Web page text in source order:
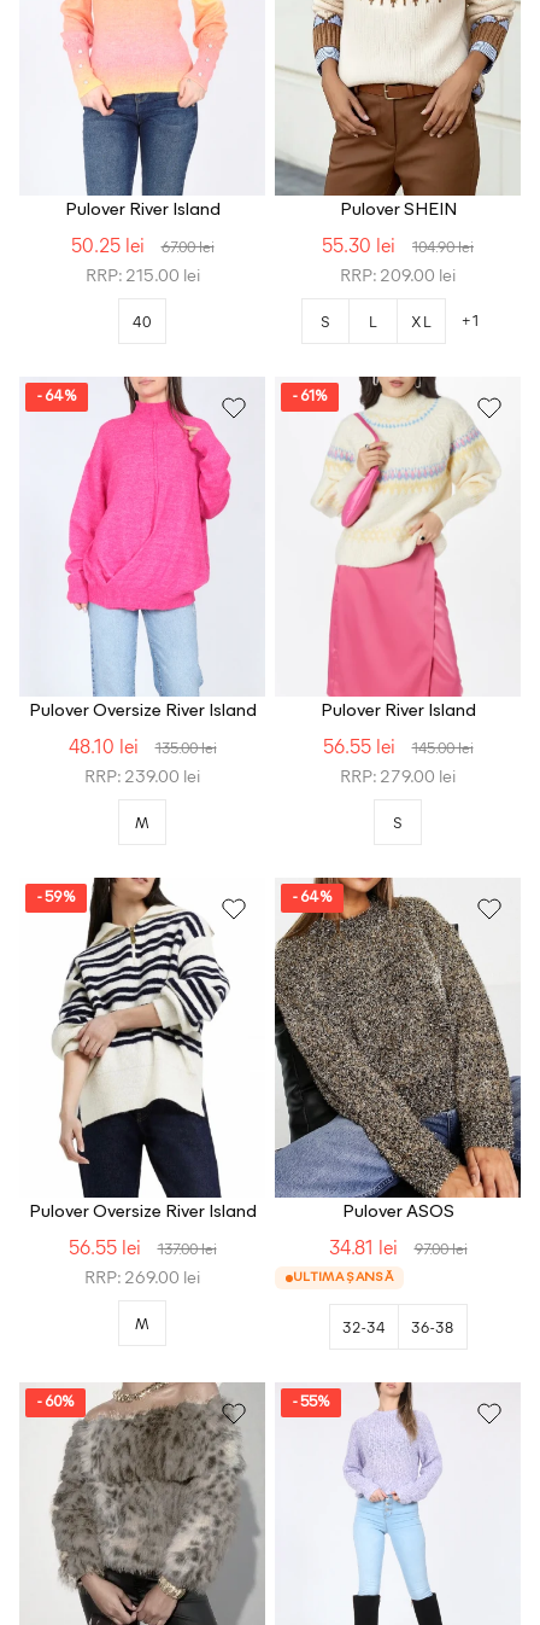
Pulover River Island
50.25 lei 67.00 lei
RRP: 215.00 lei
40
Pulover SHEIN
55.30 lei 104.90 lei
RRP: 209.00 lei
S L XL +1
- 64%
Pulover Oversize River Island
48.10 lei 135.00 lei
RRP: 239.00 lei
M
- 61%
Pulover River Island
56.55 lei 145.00 lei
RRP: 279.00 lei
S
- 59%
Pulover Oversize River Island
56.55 lei 137.00 lei
RRP: 269.00 lei
M
- 64%
Pulover ASOS
34.81 lei 97.00 lei
ULTIMA ȘANSĂ
32-34 36-38
- 60% - 55%